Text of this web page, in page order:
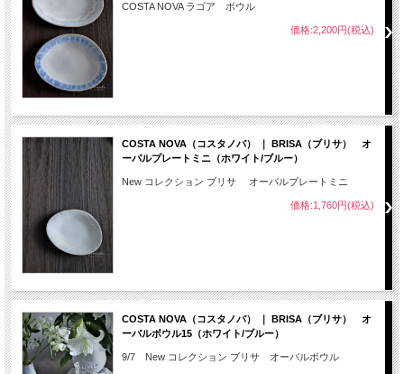
COSTA NOVA ラゴア ボウル
価格:2,200円(税込)
COSTA NOVA（コスタノバ） ｜ BRISA（ブリサ） オ
ーバルプレートミニ（ホワイト/ブルー）
New コレクション ブリサ オーバルプレートミニ
価格:1,760円(税込)
COSTA NOVA（コスタノバ） ｜ BRISA（ブリサ） オ
ーバルボウル15（ホワイト/ブルー）
9/7 New コレクション ブリサ オーバルボウル